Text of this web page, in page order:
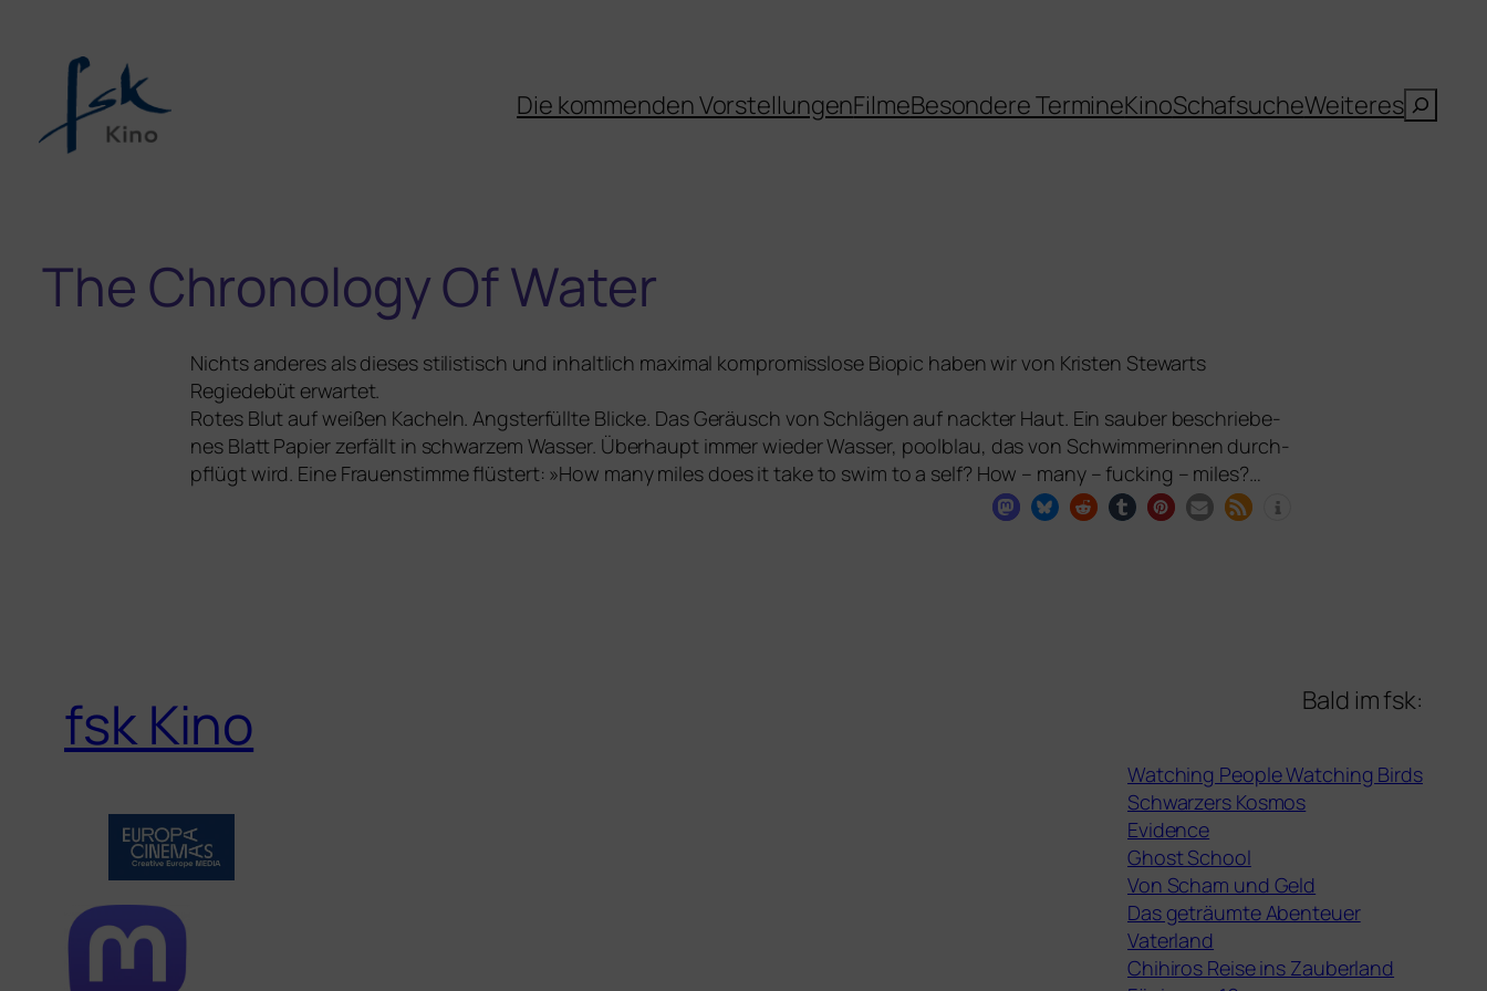
Die kommenden VorstellungenFilmeBesondere TermineKinoSchafsucheWeiteresSuchen
The Chronology Of Water
Nichts ande­res als die­ses sti­lis­tisch und inhalt­lich maxi­mal kom­pro­miss­lo­se Biopic haben wir von Kristen Stewarts
Regiedebüt erwartet.
Rotes Blut auf wei­ßen Kacheln. Angsterfüllte Blicke. Das Geräusch von Schlägen auf nack­ter Haut. Ein sau­ber beschrie­be­
nes Blatt Papier zer­fällt in schwar­zem Wasser. Überhaupt immer wie­der Wasser, pool­blau, das von Schwimmerinnen durch­
pflügt wird. Eine Frauenstimme flüs­tert: »How many miles does it take to swim to a self? How – many – fuck­ing – miles?…
fsk Kino Bald im fsk:
Watching People Watching Birds
Schwarzers Kosmos
Evidence
Ghost School
Von Scham und Geld
Das geträumte Abenteuer
Vaterland
Chihiros Reise ins Zauberland